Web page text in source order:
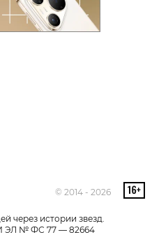
© 2014 - 2026
через истории звезд.
ЭЛ № ФС 77 — 82664